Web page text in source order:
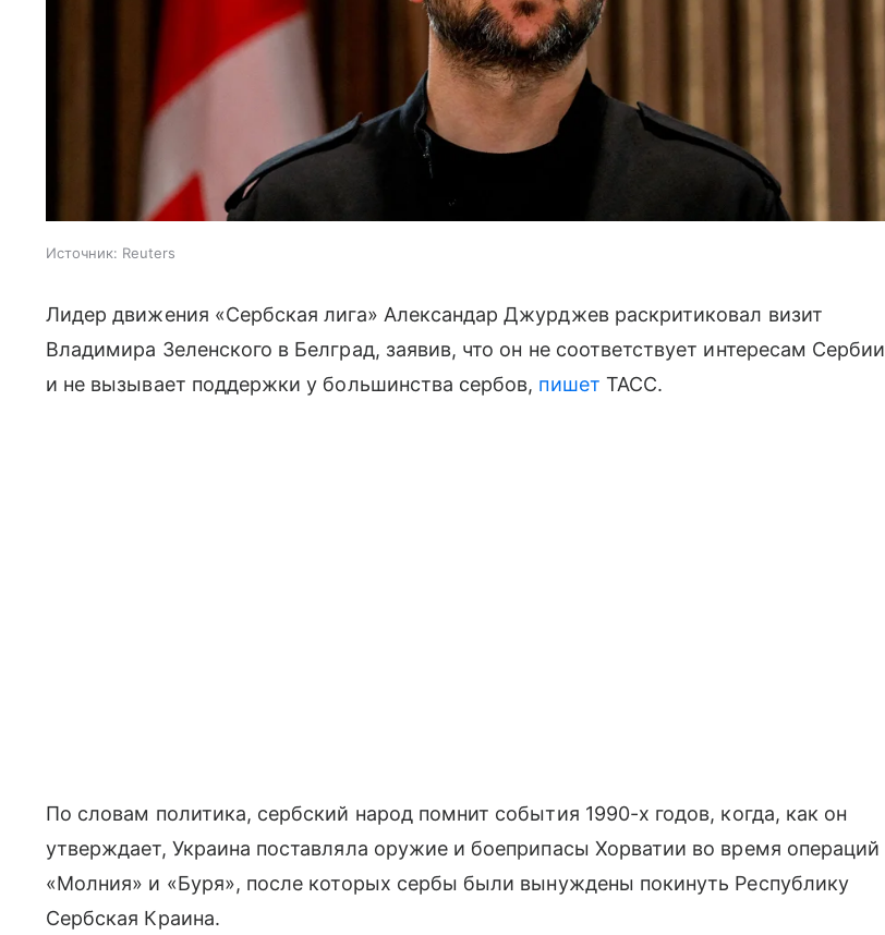
Источник: Reuters
Лидер движения «Сербская лига» Александар Джурджев раскритиковал визит
Владимира Зеленского в Белград, заявив, что он не соответствует интересам Сербии
и не вызывает поддержки у большинства сербов, пишет ТАСС.
По словам политика, сербский народ помнит события 1990-х годов, когда, как он
утверждает, Украина поставляла оружие и боеприпасы Хорватии во время операций
«Молния» и «Буря», после которых сербы были вынуждены покинуть Республику
Сербская Краина.